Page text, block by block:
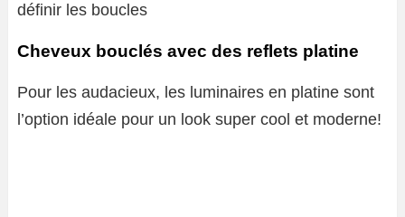
définir les boucles
Cheveux bouclés avec des reflets platine
Pour les audacieux, les luminaires en platine sont
l’option idéale pour un look super cool et moderne!